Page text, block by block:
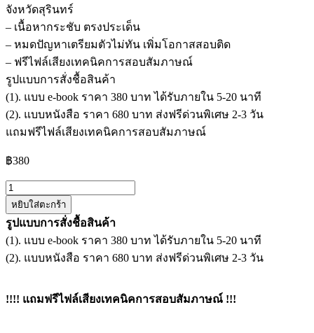
จังหวัดสุรินทร์
– เนื้อหากระชับ ตรงประเด็น
– หมดปัญหาเตรียมตัวไม่ทัน เพิ่มโอกาสสอบติด
– ฟรีไฟล์เสียงเทคนิคการสอบสัมภาษณ์
รูปแบบการสั่งชื้อสินค้า
(1). แบบ e-book ราคา 380 บาท ได้รับภายใน 5-20 นาที
(2). แบบหนังสือ ราคา 680 บาท ส่งฟรีด่วนพิเศษ 2-3 วัน
แถมฟรีไฟล์เสียงเทคนิคการสอบสัมภาษณ์
฿380
จำนวน
แนว
ข้อสอบ
นัก
วิชาการ
และ
หยิบใส่ตะกร้า
รูปแบบการสั่งชื้อสินค้า
(1). แบบ e-book ราคา 380 บาท ได้รับภายใน 5-20 นาที
(2). แบบหนังสือ ราคา 680 บาท ส่งฟรีด่วนพิเศษ 2-3 วัน
!!!! แถมฟรีไฟล์เสียงเทคนิคการสอบสัมภาษณ์ !!!